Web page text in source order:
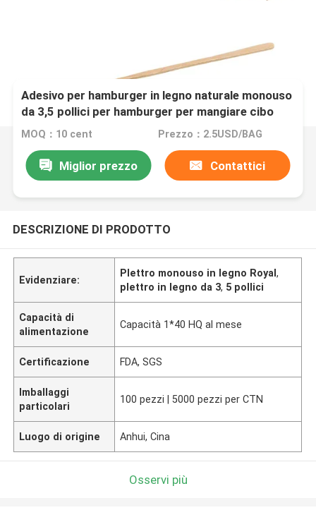
Adesivo per hamburger in legno naturale monouso
da 3,5 pollici per hamburger per mangiare cibo
MOQ：10 cent Prezzo：2.5USD/BAG
Miglior prezzo Contattici
DESCRIZIONE DI PRODOTTO
Evidenziare:
Plettro monouso in legno Royal,
plettro in legno da 3, 5 pollici
Capacità di
alimentazione
Capacità 1*40 HQ al mese
Certificazione FDA, SGS
Imballaggi
particolari
100 pezzi | 5000 pezzi per CTN
Luogo di origine Anhui, Cina
Osservi più